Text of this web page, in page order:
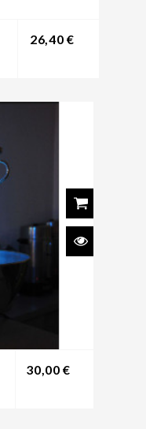
26,40 €Prix
30,00 €